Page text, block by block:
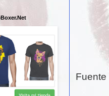
Fuente